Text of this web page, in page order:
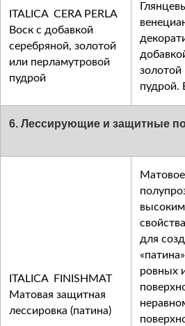
ITALICA CERA PERLA
Воск с добавкой
серебряной, золотой
или перламутровой
пудрой
золотой
пудрой.
6. Лессирующие и защитные
ITALICA FINISHMAT
Матовая защитная
лессировка (патина)
для
ровных